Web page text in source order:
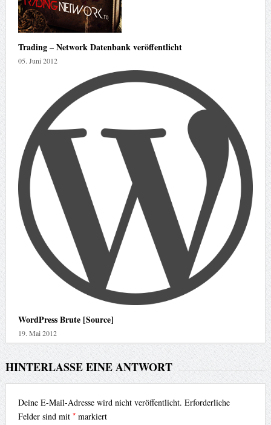
Trading – Network Datenbank veröffentlicht
05. Juni 2012
WordPress Brute [Source]
19. Mai 2012
HINTERLASSE EINE ANTWORT
Deine E-Mail-Adresse wird nicht veröffentlicht. Erforderliche
Felder sind mit *markiert